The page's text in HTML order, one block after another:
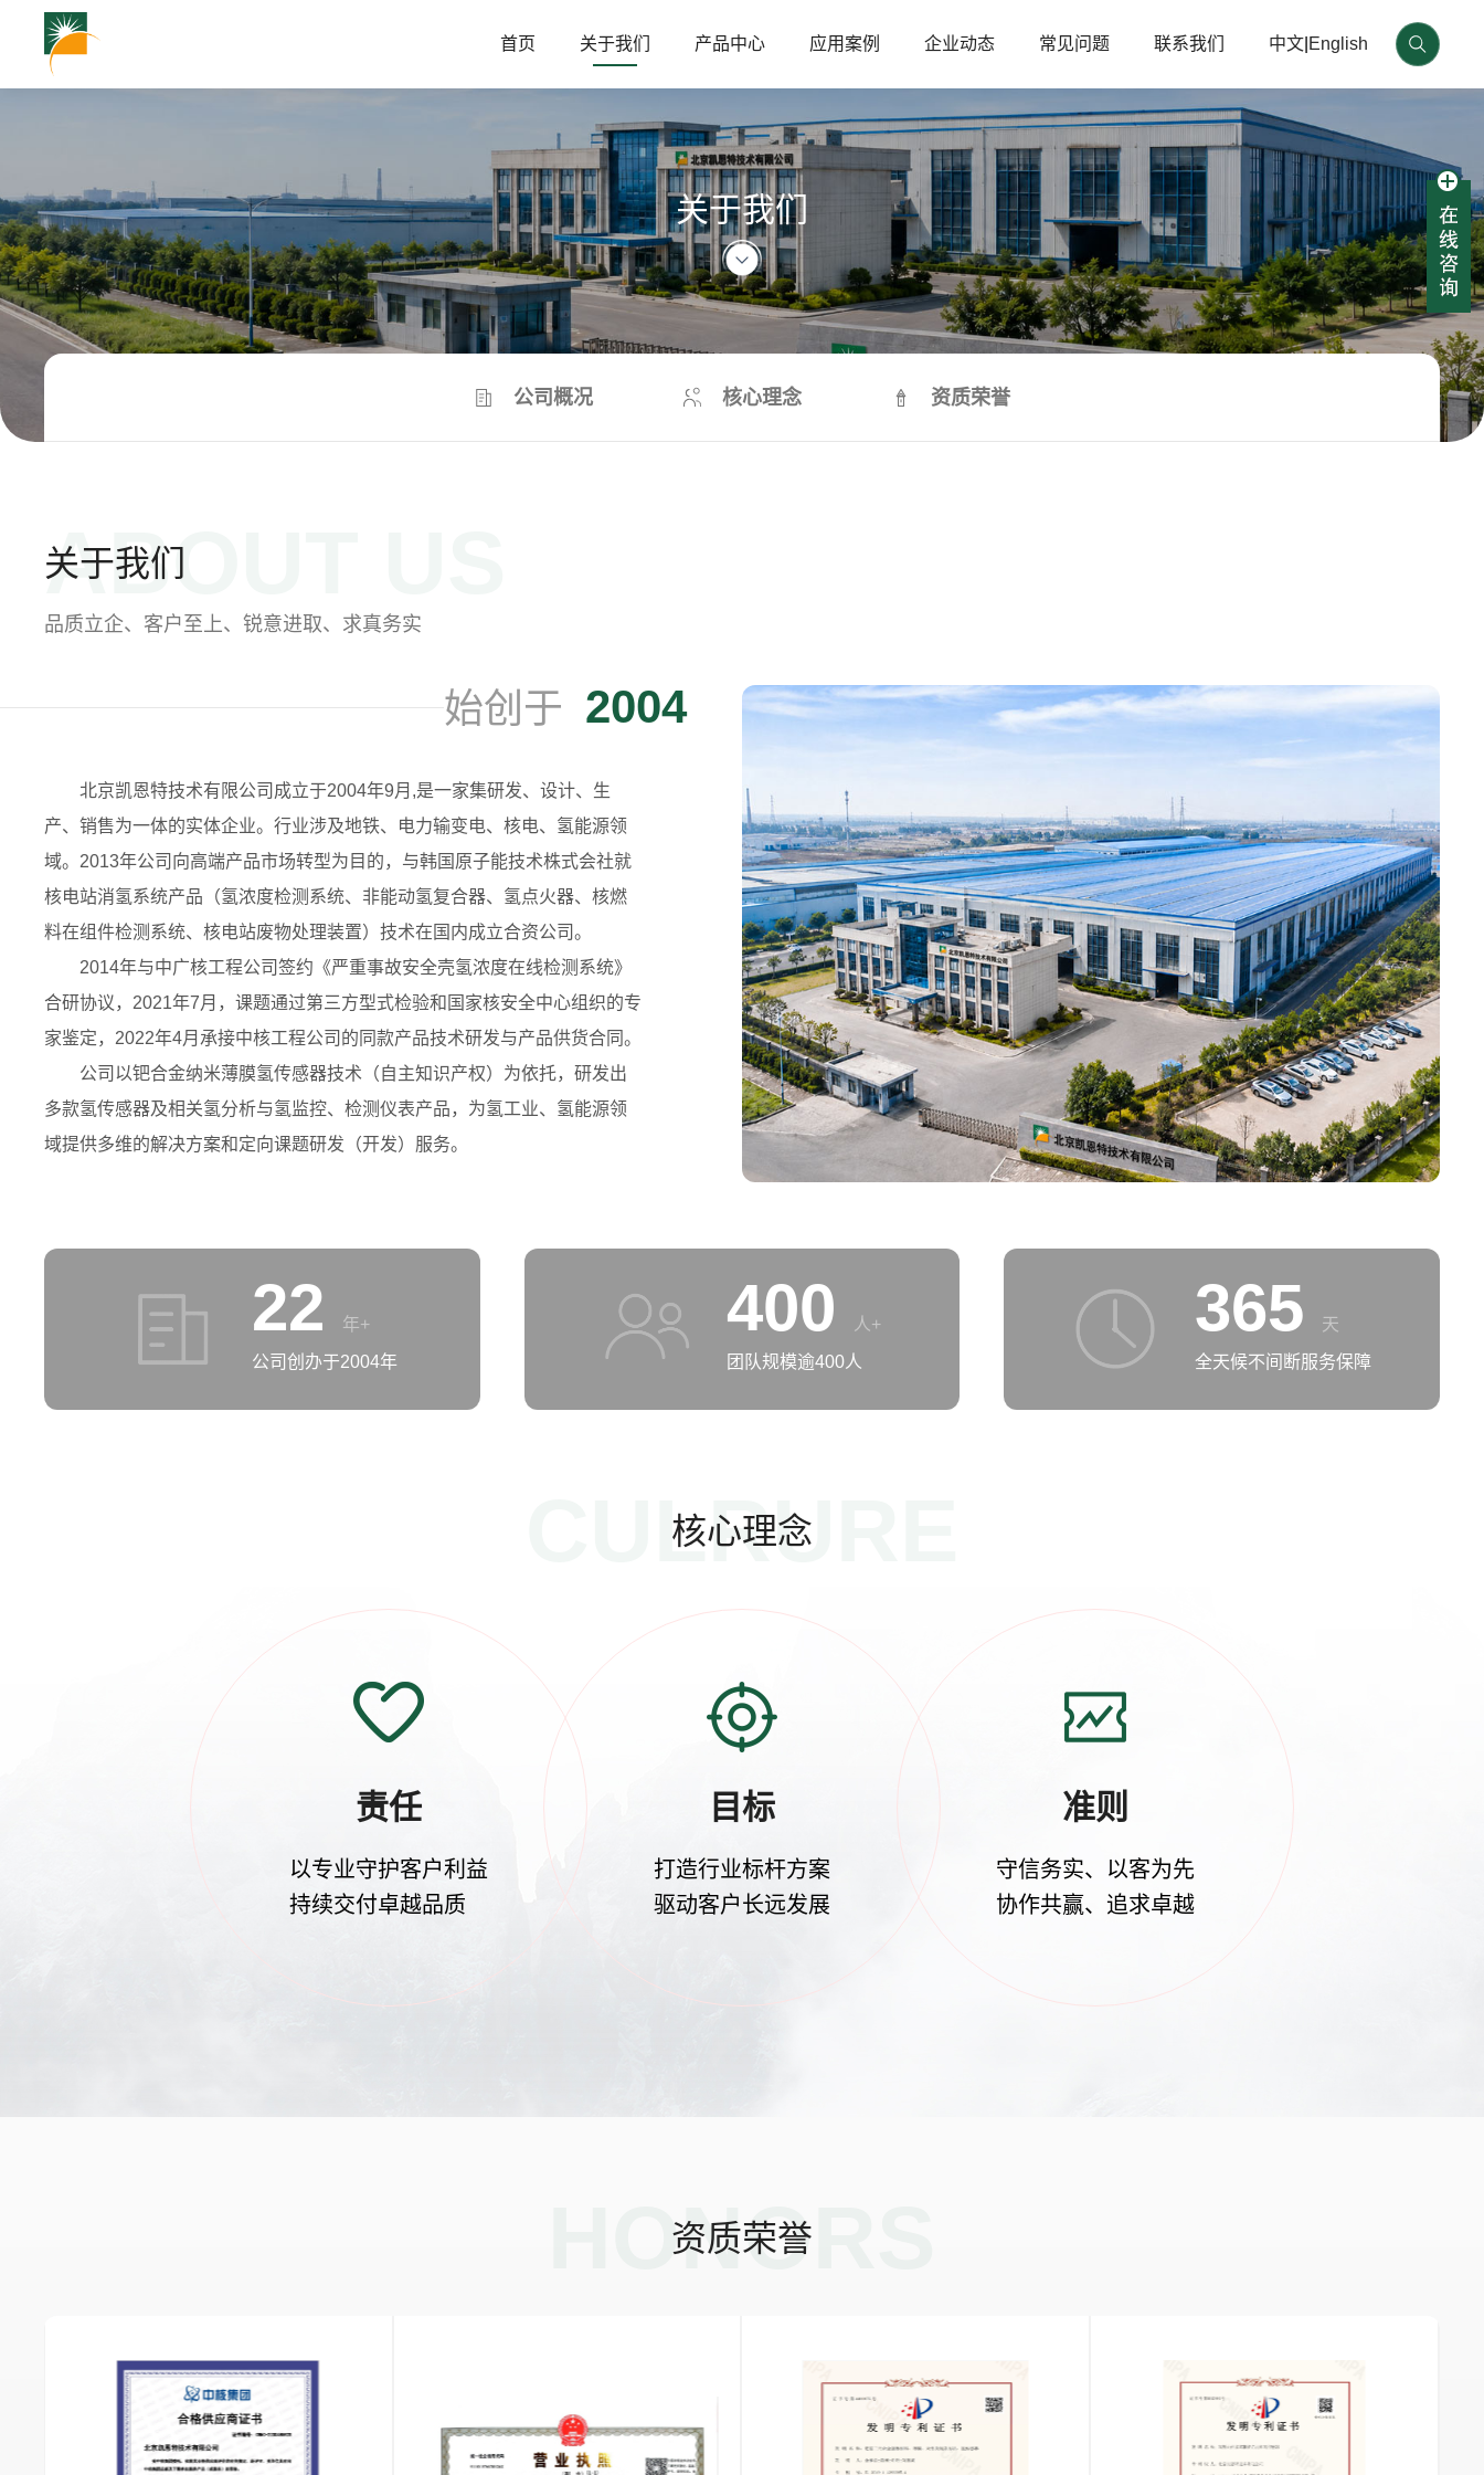
首页 关于我们 产品中心 应用案例 企业动态 常见问题 联系我们 中文| English
ABOUT US
关于我们
公司概况 核心理念 资质荣誉
ABOUT US
关于我们
品质立企、客户至上、锐意进取、求真务实
始创于 2004
北京凯恩特技术有限公司成立于2004年9月,是一家集研发、设计、生
产、销售为一体的实体企业。行业涉及地铁、电力输变电、核电、氢能源领
域。2013年公司向高端产品市场转型为目的，与韩国原子能技术株式会社就
核电站消氢系统产品（氢浓度检测系统、非能动氢复合器、氢点火器、核燃
料在组件检测系统、核电站废物处理装置）技术在国内成立合资公司。
2014年与中广核工程公司签约《严重事故安全壳氢浓度在线检测系统》
合研协议，2021年7月，课题通过第三方型式检验和国家核安全中心组织的专
家鉴定，2022年4月承接中核工程公司的同款产品技术研发与产品供货合同。
公司以钯合金纳米薄膜氢传感器技术（自主知识产权）为依托，研发出
多款氢传感器及相关氢分析与氢监控、检测仪表产品，为氢工业、氢能源领
域提供多维的解决方案和定向课题研发（开发）服务。
22
年+
公司创办于2004年
400
人+
团队规模逾400人
365
天
全天候不间断服务保障
CULRURE
核心理念
责任
以专业守护客户利益
持续交付卓越品质
目标
打造行业标杆方案
驱动客户长远发展
准则
守信务实、以客为先
协作共赢、追求卓越
HONORS
资质荣誉